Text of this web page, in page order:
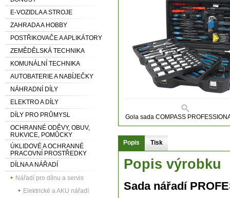
E-VOZIDLA A STROJE
ZAHRADA A HOBBY
POSTŘIKOVAČE A APLIKÁTORY
ZEMĚDĚLSKÁ TECHNIKA
KOMUNÁLNÍ TECHNIKA
AUTOBATERIE A NABÍJEČKY
NÁHRADNÍ DÍLY
ELEKTRO A DÍLY
DÍLY PRO PRŮMYSL
OCHRANNÉ ODĚVY, OBUV,
RUKVICE, POMŮCKY
ÚKLIDOVÉ A OCHRANNÉ
PRACOVNÍ PROSTŘEDKY
DÍLNA A NÁŘADÍ
Nářadí pro dílnu a servis
Elektrické a AKU nářadí
Gola sada COMPASS
Popis Tisk
Popis výrobku
Sada nářadí